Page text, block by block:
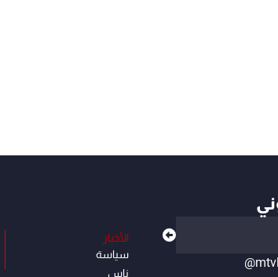
الأخبار
سياسة
ناس